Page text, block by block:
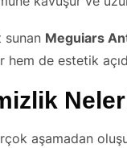
sunan Meguiars
hem de estetik
aşamadan